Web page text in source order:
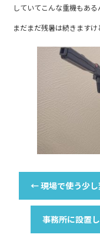
していてこんな重機もある
まだまだ残暑は続きます
←現場で使う少
事務所に設置